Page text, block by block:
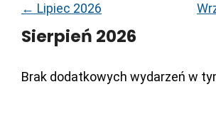
← Lipiec 2026
Sierpień 2026
Brak dodatkowych wydarzeń w